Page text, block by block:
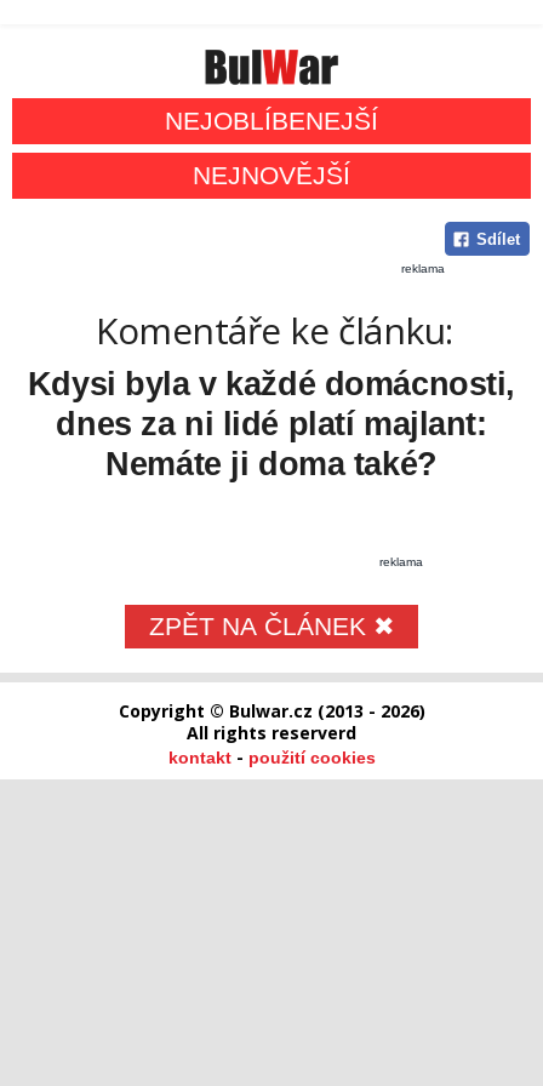
NEJOBLÍBENEJŠÍ
NEJNOVĚJŠÍ
Sdílet
reklama
Komentáře ke článku:
Kdysi byla v každé domácnosti,
dnes za ni lidé platí majlant:
Nemáte ji doma také?
reklama
ZPĚT NA ČLÁNEK ✖
Copyright © Bulwar.cz (2013 - 2026)
All rights reserverd
kontakt- použití cookies